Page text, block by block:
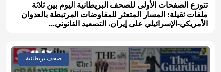
تتوزع الصفحات الأولى للصحف البريطانية اليوم بين ثلاثة
ملفات ثقيلة: المسار المتعثر للمفاوضات المرتبطة بالعدوان
الأمريكي-الإسرائيلي على إيران، التصعيد القانوني...
صحف بريطانية